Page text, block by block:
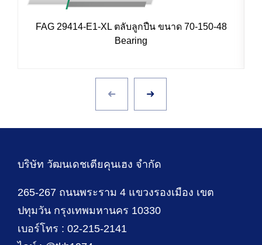
FAG 29414-E1-XL ตลับลูกปืน ขนาด 70-150-48
Bearing
บริษัท วัฒนเดชเตียคุนเฮง จำกัด
265-267 ถนนพระราม 4 แขวงรองเมือง เขต
ปทุมวัน กรุงเทพมหานคร 10330
เบอร์โทร : 02-215-2141